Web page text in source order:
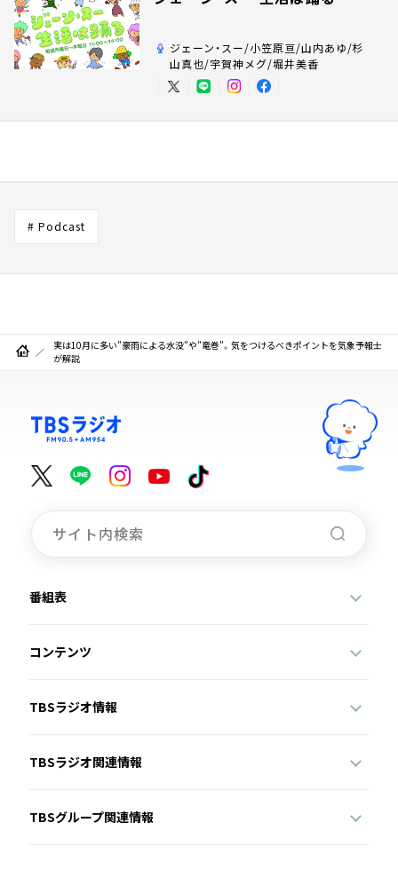
ジェーン・スー/小笠原亘/山内あゆ/杉
山真也/宇賀神メグ/堀井美香
# Podcast
実は10月に多い”豪雨による水没”や”竜巻”。気をつけるべきポイントを気象予報士
が解説
番組表
コンテンツ
TBSラジオ情報
TBSラジオ関連情報
TBSグループ関連情報